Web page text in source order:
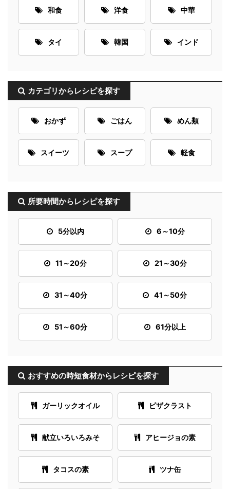
和食 洋食 中華
タイ 韓国 インド
カテゴリからレシピを探す
おかず ごはん めん類
スイーツ スープ 軽食
所要時間からレシピを探す
5分以内 6～10分
11～20分 21～30分
31～40分 41～50分
51～60分 61分以上
おすすめの時短食材からレシピを探す
ガーリックオイル ピザクラスト
献立いろいろみそ アヒージョの素
タコスの素 ツナ缶